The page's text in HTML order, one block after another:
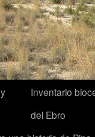
Inventario
del Ebro